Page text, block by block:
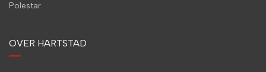
Polestar
OVER HARTSTAD